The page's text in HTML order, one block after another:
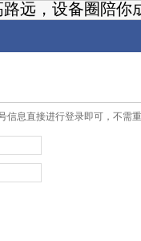
远，设备圈陪你
信息直接进行登录即可，不需